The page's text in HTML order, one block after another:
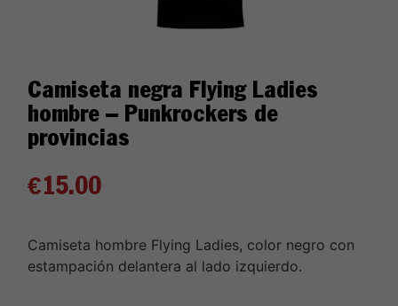
Camiseta negra Flying Ladies
hombre – Punkrockers de
provincias
€15.00
Camiseta hombre Flying Ladies, color negro con
estampación delantera al lado izquierdo.